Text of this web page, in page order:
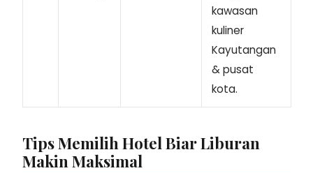
kawasan
kuliner
Kayutangan
& pusat
kota.
Tips Memilih Hotel Biar Liburan
Makin Maksimal